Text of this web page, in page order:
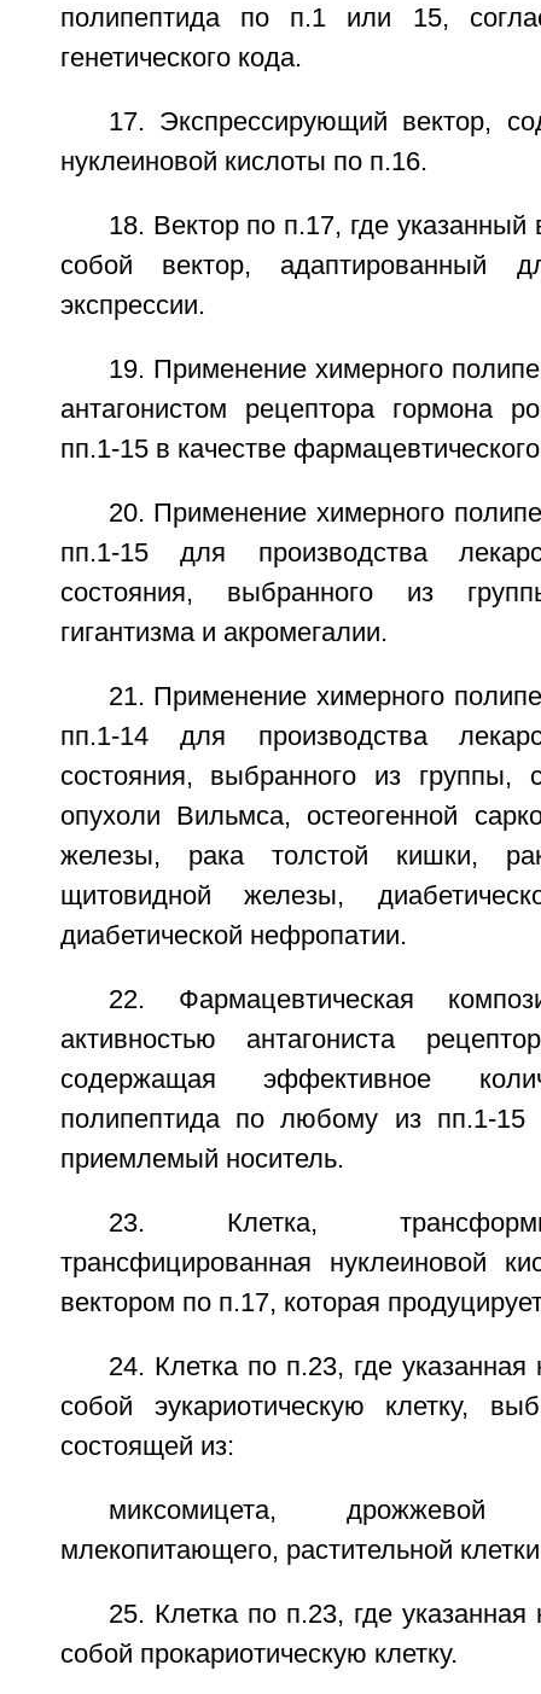
полипептида по п.1 или 15,
генетического кода.
17. Экспрессирующий вектор,
нуклеиновой кислоты по п.16.
18. Вектор по п.17, где указанный
собой вектор, адаптированный
экспрессии.
19. Применение химерного
антагонистом рецептора гормона
пп.1-15 в качестве
20. Применение химерного
пп.1-15 для производства
состояния, выбранного из
гигантизма и акромегалии.
21. Применение химерного
пп.1-14 для производства
состояния, выбранного из группы,
опухоли Вильмса, остеогенной
железы, рака толстой кишки,
щитовидной железы,
диабетической нефропатии.
22. Фармацевтическая
активностью антагониста
содержащая эффективное
полипептида по любому из пп.1-15
приемлемый носитель.
23. Клетка,
трансфицированная нуклеиновой
вектором по п.17, которая
24. Клетка по п.23, где указанная
собой эукариотическую клетку,
состоящей из:
миксомицета, дрожжевой
млекопитающего, растительной
25. Клетка по п.23, где указанная
собой прокариотическую клетку.